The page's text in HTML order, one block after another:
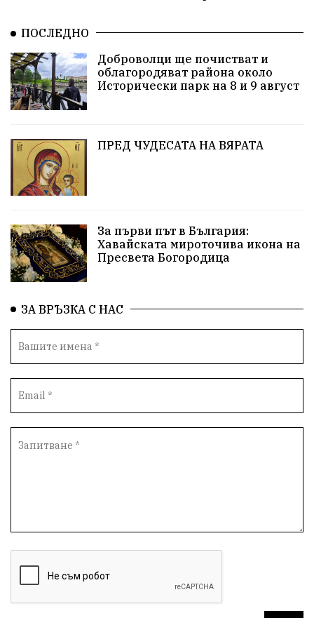
Европа Актуално Туризъм Бизнес
абсурд Здравословно хранене
Коледа Чиста София
Софийски общински съвет
Общински съвет Величие Финландия
Образование Борисов Кольо Парамов
Автопоход Костинброд
Столичен общински съвет Маратон кауза
сбъдната мечта
Счетоводство Референдум Вот на недоверие
Дарение Политическа журналистика
Съпричастност Парламент Транспорт
ПОСЛЕДНО
Доброволци ще почистват и
облагородяват района около
Исторически парк на 8 и 9 август
ПРЕД ЧУДЕСАТА НА ВЯРАТА
За първи път в България:
Хавайската мироточива икона на
Пресвета Богородица
ЗА ВРЪЗКА С НАС